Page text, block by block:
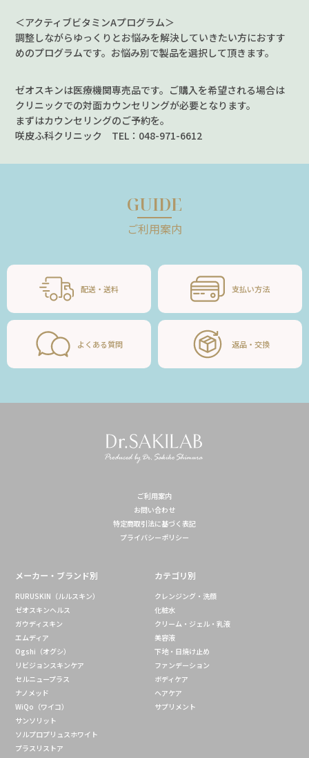
＜アクティブビタミンAプログラム＞
調整しながらゆっくりとお悩みを解決していきたい方におすす
めのプログラムです。お悩み別で製品を選択して頂きます。
ゼオスキンは医療機関専売品です。ご購入を希望される場合は
クリニックでの対面カウンセリングが必要となります。
まずはカウンセリングのご予約を。
咲皮ふ科クリニック TEL：048-971-6612
GUIDE
ご利用案内
配送・送料 支払い方法
よくある質問 返品・交換
ご利用案内
お問い合わせ
特定商取引法に基づく表記
プライバシーポリシー
メーカー・ブランド別
RURUSKIN（ルルスキン）
ゼオスキンヘルス
ガウディスキン
エムディア
Ogshi（オグシ）
リビジョンスキンケア
セルニュープラス
ナノメッド
WiQo（ワイコ）
サンソリット
ソルプロプリュスホワイト
プラスリストア
カテゴリ別
クレンジング・洗顔
化粧水
クリーム・ジェル・乳液
美容液
下地・日焼け止め
ファンデーション
ボディケア
ヘアケア
サプリメント